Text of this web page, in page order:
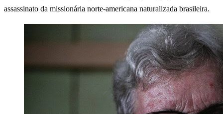
assassinato da missionária norte-americana naturalizada brasileira.